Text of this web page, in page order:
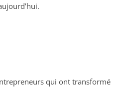
qui ont transformé